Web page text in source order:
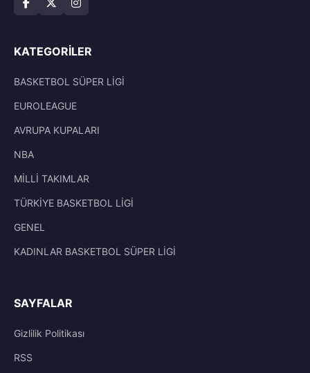
KATEGORILER
BASKETBOL SÜPER LİGİ
EUROLEAGUE
AVRUPA KUPALARI
NBA
MİLLİ TAKIMLAR
TÜRKİYE BASKETBOL LİGİ
GENEL
KADINLAR BASKETBOL SÜPER LİGİ
SAYFALAR
Gizlilik Politikası
RSS